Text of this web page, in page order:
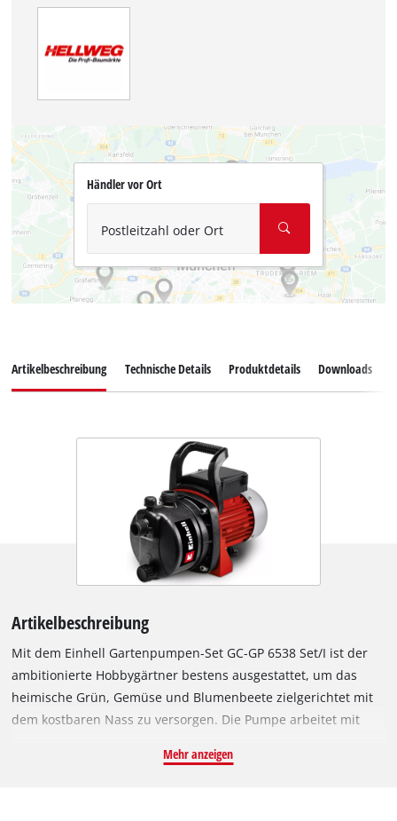
Händler vor Ort
Postleitzahl oder Ort
Artikelbeschreibung Technische Details Produktdetails Downloads
Artikelbeschreibung
Mit dem Einhell Gartenpumpen-Set GC-GP 6538 Set/I ist der
ambitionierte Hobbygärtner bestens ausgestattet, um das
heimische Grün, Gemüse und Blumenbeete zielgerichtet mit
dem kostbaren Nass zu versorgen. Die Pumpe arbeitet mit
der Stunde. Dabei beträgt der Förderdruck 3,6 bar, die
Mehr anzeigen